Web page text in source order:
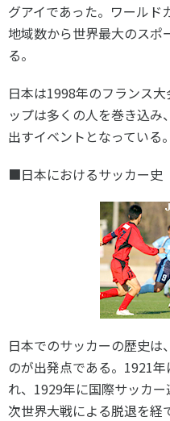
グアイであった。ワールド
地域数から世界最大のスポ
る。
日本は1998年のフランス
ップは多くの人を巻き込
出すイベントとなっている。
■日本におけるサッカー史
日本でのサッカーの歴史は
のが出発点である。1921
れ、1929年に国際サッカ
次世界大戦による脱退を経